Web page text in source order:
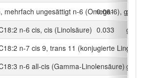
mehrfach ungesättigt n-6 (Omega-6), gesamt
0.061
g
n-6 cis, cis (Linolsäure) 0.033
g
n-7 cis 9, trans 11 (konjugierte Linolsäure)
-
g
n-6 all-cis (Gamma-Linolensäure)
-
g